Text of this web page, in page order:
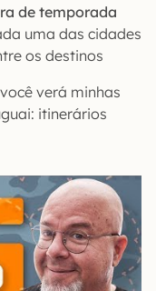
de temporada
uma das cidades
os destinos
verá minhas
itinerários